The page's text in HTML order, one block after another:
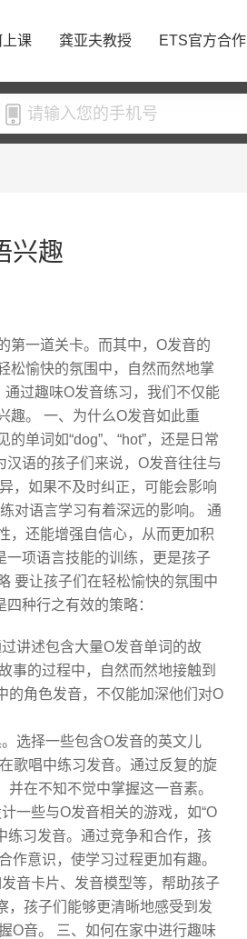
课 龚亚夫教授 ETS官方合作
兴趣
第一道关卡。而其中，O发音的
松愉快的氛围中，自然而然地掌
通过趣味O发音练习，我们不仅能
趣。 一、为什么O发音如此重
单词如“dog”、“hot”，还是日常
语的孩子们来说，O发音往往与
，如果不及时纠正，可能会影响
对语言学习有着深远的影响。 通
，还能增强自信心，从而更加积
项语言技能的训练，更是孩子
要让孩子们在轻松愉快的氛围中
种行之有效的策略：
讲述包含大量O发音单词的故
事的过程中，自然而然地接触到
的角色发音，不仅能加深他们对O
选择一些包含O发音的英文儿
歌唱中练习发音。通过反复的旋
在不知不觉中掌握这一音素。
一些与O发音相关的游戏，如“O
练习发音。通过竞争和合作，孩
作意识，使学习过程更加有趣。
音卡片、发音模型等，帮助孩子
，孩子们能够更清晰地感受到发
O音。 三、如何在家中进行趣味